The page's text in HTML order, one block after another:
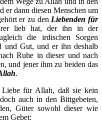
er dann diesen Menschen um
er zu den Liebenden für
lieb hat, der ihn in der
die irdischen Sorgen
und Gut, und er ihn deshalb
Ruhe in dieser und nach
und jener ihm zu beiden das
.
für Allah, daß sie kein
auch in den Bittgebeten,
Güter sowohl dieser wie
Gebet: